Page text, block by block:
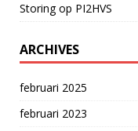
Storing op PI2HVS
ARCHIVES
februari 2025
februari 2023